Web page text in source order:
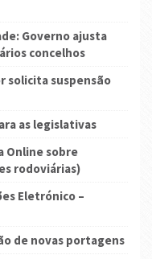
Governo ajusta
concelhos
solicita suspensão
as legislativas
Online sobre
rodoviárias)
Eletrónico –
de novas portagens